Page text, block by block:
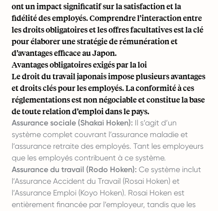
ont un impact significatif sur la satisfaction et la
fidélité des employés. Comprendre l’interaction entre
les droits obligatoires et les offres facultatives est la clé
pour élaborer une stratégie de rémunération et
d’avantages efficace au Japon.
Avantages obligatoires exigés par la loi
Le droit du travail japonais impose plusieurs avantages
et droits clés pour les employés. La conformité à ces
réglementations est non négociable et constitue la base
de toute relation d’emploi dans le pays.
Assurance sociale (Shakai Hoken): Il s’agit d’un
système complet couvrant l’assurance maladie et
l’assurance retraite des employés. Tant les employeurs
que les employés contribuent à ce système.
Assurance du travail (Rodo Hoken): Ce système inclut
l’Assurance Accident du Travail (Rosai Hoken) et
l’Assurance Emploi (Koyo Hoken). Rosai Hoken est
entièrement financée par l’employeur, tandis que les